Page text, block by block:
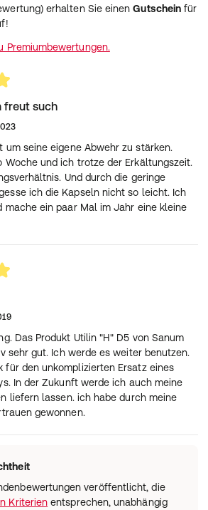
erhalten Sie einenGutschein für
Premiumbewertungen.
freut such
um seine eigene Abwehr zu stärken.
Woche und ich trotze der Erkältungszeit.
Und durch die geringe
ich die Kapseln nicht so leicht. Ich
mache ein paar Mal im Jahr eine kleine
Das Produkt Utilin "H" D5 von Sanum
sehr gut. Ich werde es weiter benutzen.
für den unkomplizierten Ersatz eines
In der Zukunft werde ich auch meine
liefern lassen. ich habe durch meine
gewonnen.
veröffentlicht, die
Kriterien entsprechen, unabhängig